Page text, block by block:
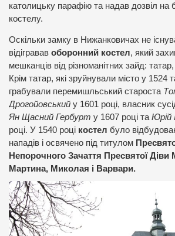
католицьку парафію та надав дозвіл на
костелу.
Оскільки замку в Нижанковичах не
відігравав оборонний костел, який
мешканців від різноманітних зайд:
Крім татар, які зруйнували місто у 1524
грабували перемишльський староста
Дрогойовський у 1601 році, власник
Ян Щасний Гербурт у 1607 році таЮрій
році. У 1540 році костел було
нападів і освячено під титулом
Непорочного Зачаття Пресвятої Діви
Мартина, Миколая і Варвари.